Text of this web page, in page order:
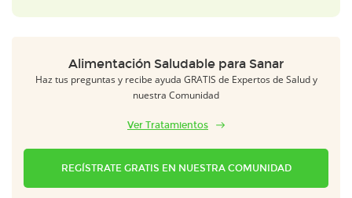
Alimentación Saludable para Sanar
Haz tus preguntas y recibe ayuda GRATIS de Expertos de Salud y
nuestra Comunidad
Ver Tratamientos
REGÍSTRATE GRATIS EN NUESTRA COMUNIDAD